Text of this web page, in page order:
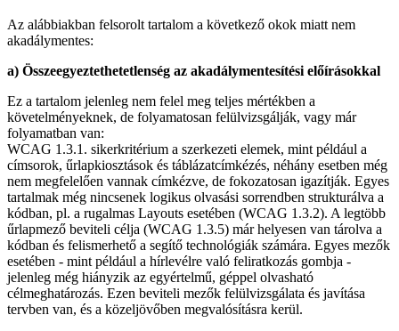
Az alábbiakban felsorolt tartalom a következő okok miatt nem
akadálymentes:
a) Összeegyeztethetetlenség az akadálymentesítési előírásokkal
Ez a tartalom jelenleg nem felel meg teljes mértékben a
követelményeknek, de folyamatosan felülvizsgálják, vagy már
folyamatban van:
WCAG 1.3.1. sikerkritérium a szerkezeti elemek, mint például a
címsorok, űrlapkiosztások és táblázatcímkézés, néhány esetben még
nem megfelelően vannak címkézve, de fokozatosan igazítják. Egyes
tartalmak még nincsenek logikus olvasási sorrendben strukturálva a
kódban, pl. a rugalmas Layouts esetében (WCAG 1.3.2). A legtöbb
űrlapmező beviteli célja (WCAG 1.3.5) már helyesen van tárolva a
kódban és felismerhető a segítő technológiák számára. Egyes mezők
esetében - mint például a hírlevélre való feliratkozás gombja -
jelenleg még hiányzik az egyértelmű, géppel olvasható
célmeghatározás. Ezen beviteli mezők felülvizsgálata és javítása
tervben van, és a közeljövőben megvalósításra kerül.